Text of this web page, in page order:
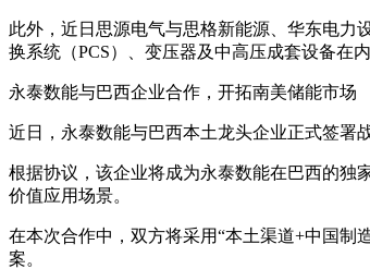
此外，近日思源电气与思格新能源、华东电力
换系统（PCS）、变压器及中高压成套设备在
永泰数能与巴西企业合作，开拓南美储能市场
近日，永泰数能与巴西本土龙头企业正式签署
根据协议，该企业将成为永泰数能在巴西的独
价值应用场景。
在本次合作中，双方将采用“本土渠道+中国制
案。